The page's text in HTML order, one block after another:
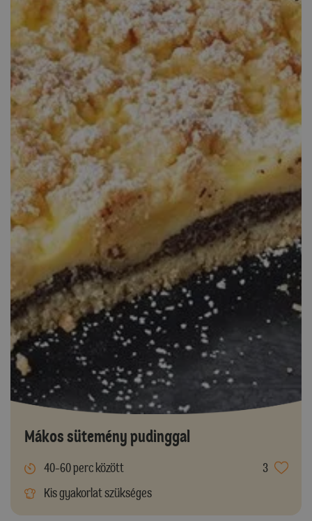
Mákos sütemény pudinggal
40-60 perc között
3
Kis gyakorlat szükséges